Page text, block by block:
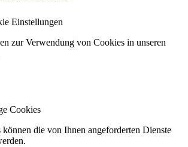
Einstellungen
zur Verwendung von Cookies in unseren
Cookies
können die von Ihnen angeforderten Dienste